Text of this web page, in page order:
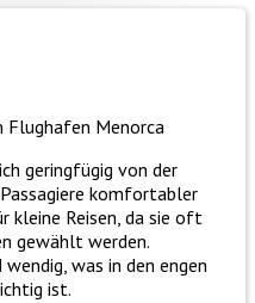
geringfügig von der
komfortabler
kleine Reisen, da sie oft
gewählt werden.
was in den engen
ist.